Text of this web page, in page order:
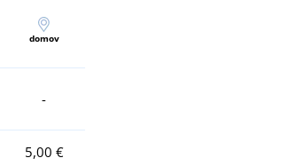
domov
-
5,00 €